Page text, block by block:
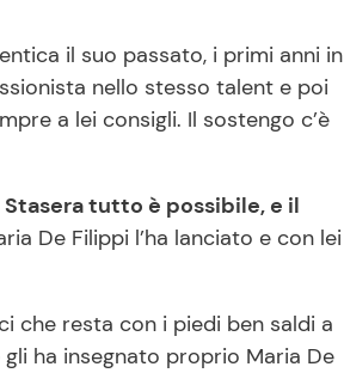
il suo passato, i primi anni in
nello stesso talent e poi
a lei consigli. Il sostengo c’è
tutto è possibile, e il
De Filippi l’ha lanciato e con lei
che resta con i piedi ben saldi a
ha insegnato proprio Maria De